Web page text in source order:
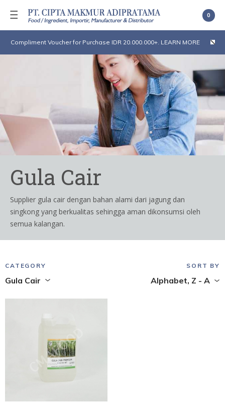
0
Compliment Voucher for Purchase IDR 20.000.000+. LEARN MORE
Gula Cair
Supplier gula cair dengan bahan alami dari jagung dan
singkong yang berkualitas sehingga aman dikonsumsi oleh
semua kalangan.
CATEGORY
Gula Cair
SORT BY
Alphabet, Z - A